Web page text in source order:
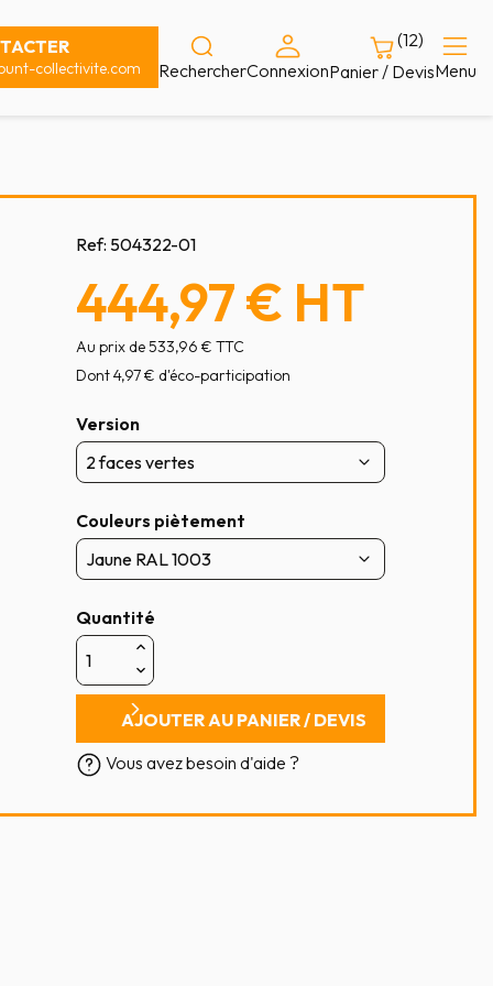
collectivite.com RechercherConnexionPanier / Devis
(12)
Menu
Ref: 504322-01
444,97 € HT
Au prix de 533,96 € TTC
Dont 4,97 € d'éco-participation
Version
Couleurs piètement
Quantité
AJOUTER AU PANIER / DEVIS
Vous avez besoin d'aide ?